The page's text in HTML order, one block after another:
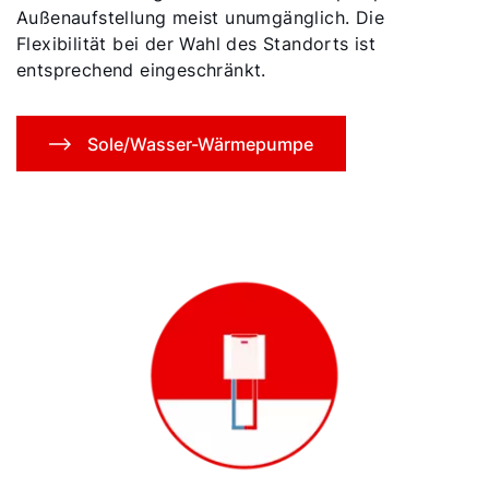
Außenaufstellung meist unumgänglich. Die
Flexibilität bei der Wahl des Standorts ist
entsprechend eingeschränkt.
Sole/Wasser-Wärmepumpe
Servus!
Service kontaktieren
Produktberatung
Fachhandwerker finden